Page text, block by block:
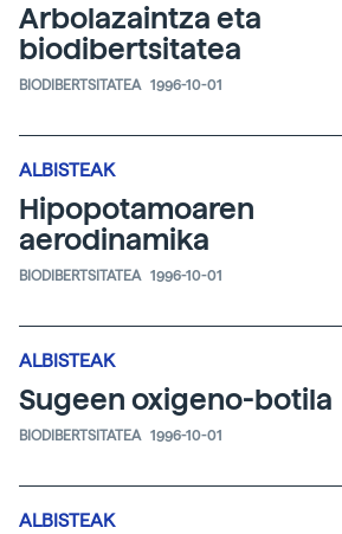
Arbolazaintza eta
biodibertsitatea
BIODIBERTSITATEA 1996-10-01
ALBISTEAK
Hipopotamoaren
aerodinamika
BIODIBERTSITATEA 1996-10-01
ALBISTEAK
Sugeen oxigeno-botila
BIODIBERTSITATEA 1996-10-01
ALBISTEAK